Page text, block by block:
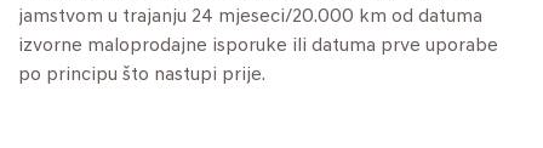
jamstvom u trajanju 24 mjeseci/20.000 km od datuma
izvorne maloprodajne isporuke ili datuma prve uporabe
po principu što nastupi prije.